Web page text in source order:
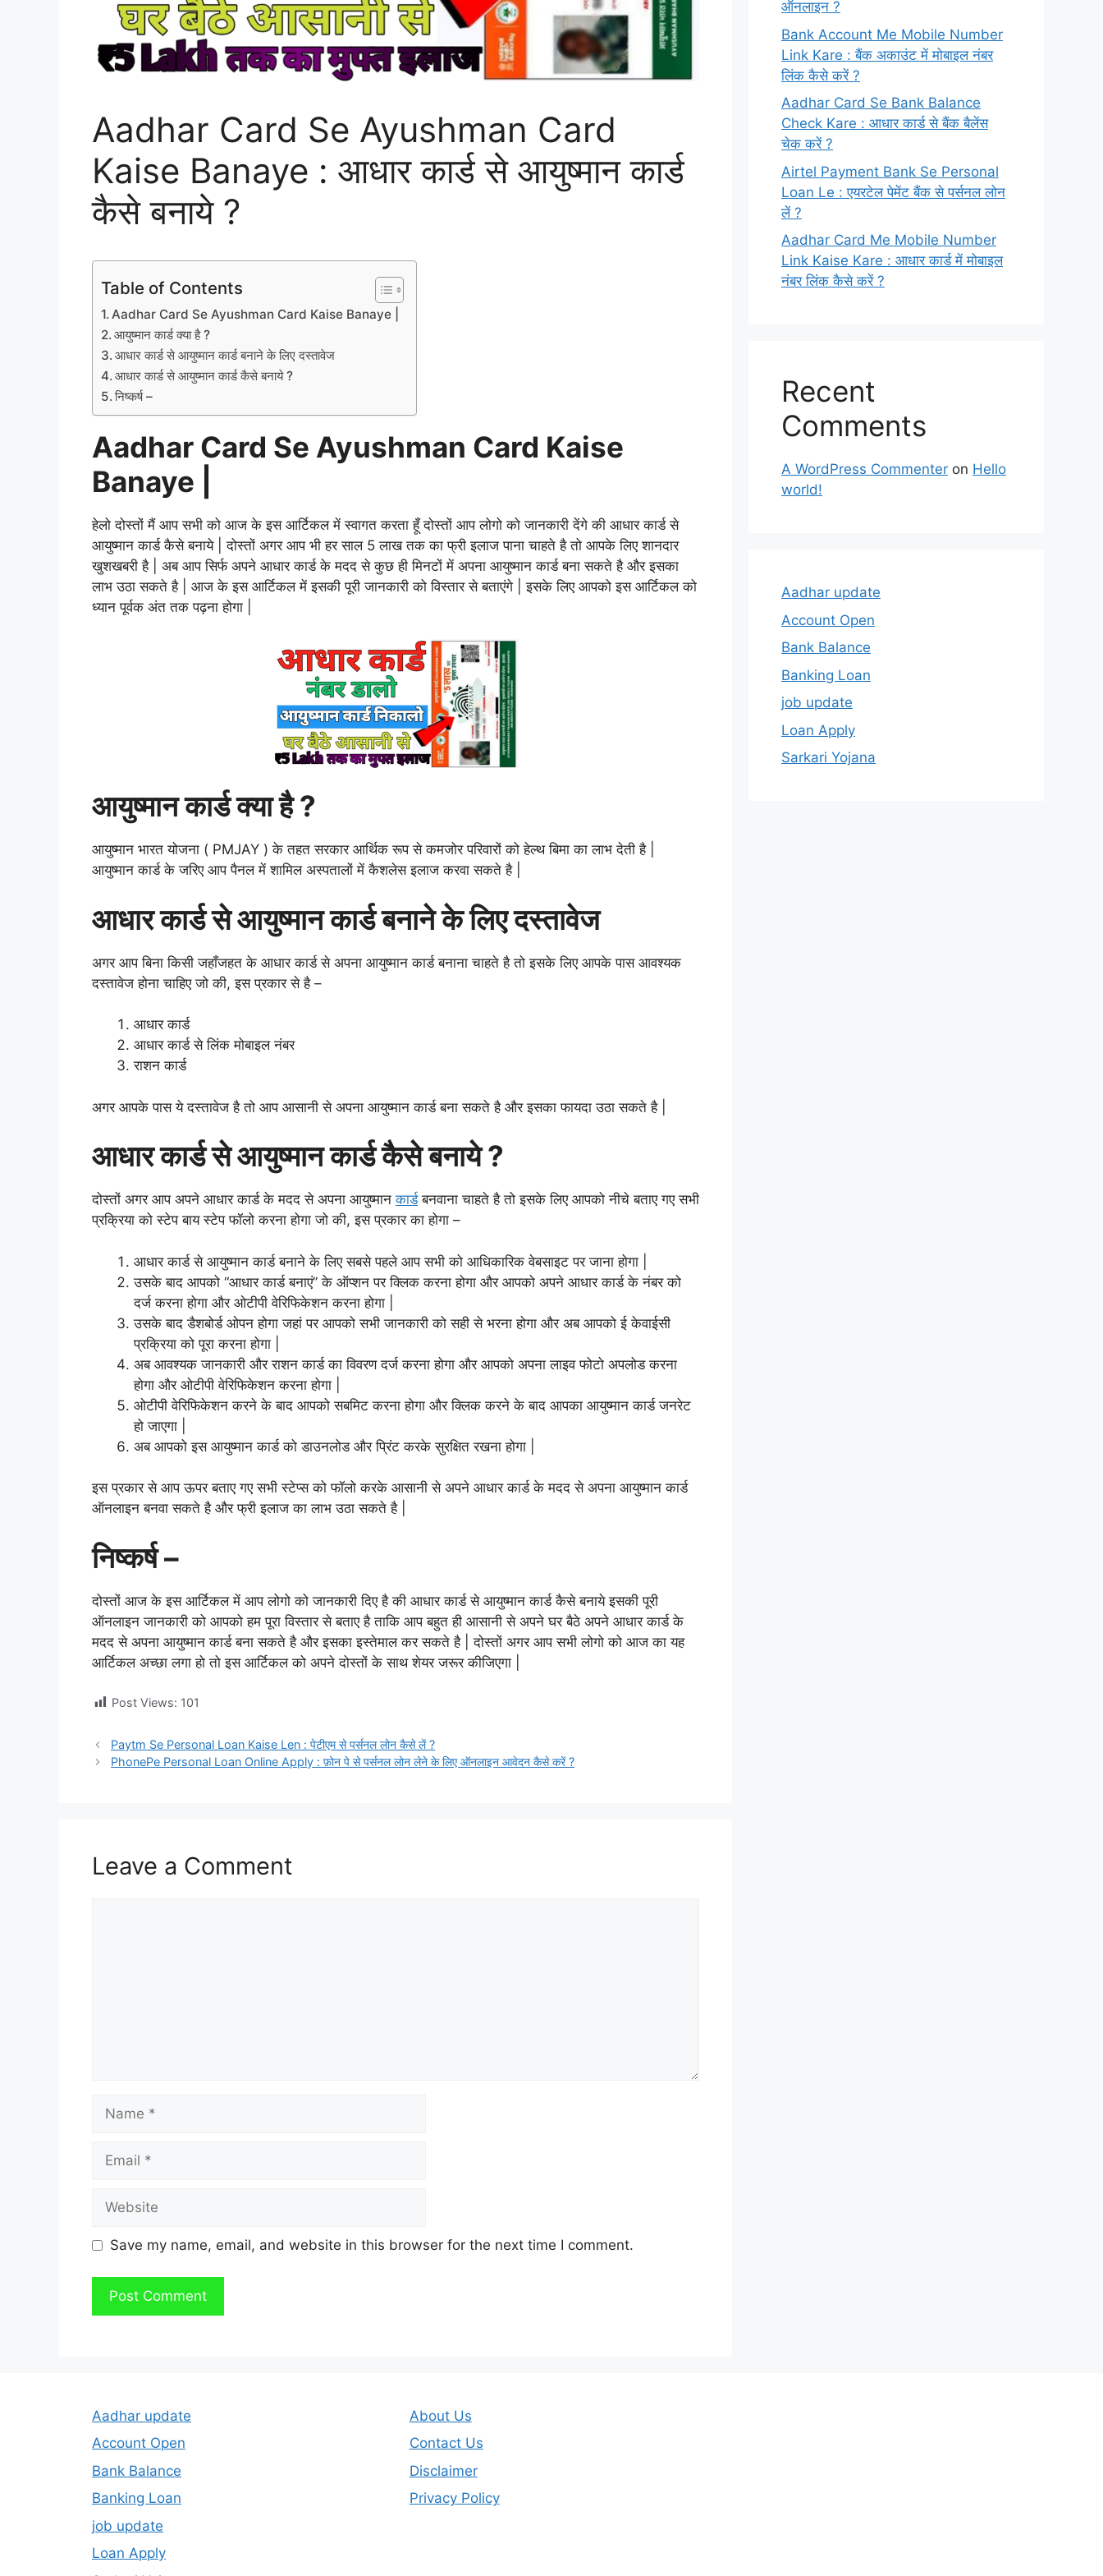
Aadhar Card Se Ayushman Card
Kaise Banaye : आधार कार्ड से आयुष्मान कार्ड
कैसे बनाये ?
Table of Contents
Aadhar Card Se Ayushman Card Kaise Banaye |
आयुष्मान कार्ड क्या है ?
आधार कार्ड से आयुष्मान कार्ड बनाने के लिए दस्तावेज
आधार कार्ड से आयुष्मान कार्ड कैसे बनाये ?
निष्कर्ष –
Aadhar Card Se Ayushman Card Kaise
Banaye |
हेलो दोस्तों मैं आप सभी को आज के इस आर्टिकल में स्वागत करता हूँ दोस्तों आप लोगो को जानकारी देंगे की आधार कार्ड से
आयुष्मान कार्ड कैसे बनाये | दोस्तों अगर आप भी हर साल 5 लाख तक का फ्री इलाज पाना चाहते है तो आपके लिए शानदार
खुशखबरी है | अब आप सिर्फ अपने आधार कार्ड के मदद से कुछ ही मिनटों में अपना आयुष्मान कार्ड बना सकते है और इसका
लाभ उठा सकते है | आज के इस आर्टिकल में इसकी पूरी जानकारी को विस्तार से बताएंगे | इसके लिए आपको इस आर्टिकल को
ध्यान पूर्वक अंत तक पढ़ना होगा |
आयुष्मान कार्ड क्या है ?
आयुष्मान भारत योजना ( PMJAY ) के तहत सरकार आर्थिक रूप से कमजोर परिवारों को हेल्थ बिमा का लाभ देती है |
आयुष्मान कार्ड के जरिए आप पैनल में शामिल अस्पतालों में कैशलेस इलाज करवा सकते है |
आधार कार्ड से आयुष्मान कार्ड बनाने के लिए दस्तावेज
अगर आप बिना किसी जहाँजहत के आधार कार्ड से अपना आयुष्मान कार्ड बनाना चाहते है तो इसके लिए आपके पास आवश्यक
दस्तावेज होना चाहिए जो की, इस प्रकार से है –
आधार कार्ड
आधार कार्ड से लिंक मोबाइल नंबर
राशन कार्ड
अगर आपके पास ये दस्तावेज है तो आप आसानी से अपना आयुष्मान कार्ड बना सकते है और इसका फायदा उठा सकते है |
आधार कार्ड से आयुष्मान कार्ड कैसे बनाये ?
दोस्तों अगर आप अपने आधार कार्ड के मदद से अपना आयुष्मानकार्डबनवाना चाहते है तो इसके लिए आपको नीचे बताए गए सभी
प्रक्रिया को स्टेप बाय स्टेप फॉलो करना होगा जो की, इस प्रकार का होगा –
आधार कार्ड से आयुष्मान कार्ड बनाने के लिए सबसे पहले आप सभी को आधिकारिक वेबसाइट पर जाना होगा |
उसके बाद आपको “आधार कार्ड बनाएं” के ऑप्शन पर क्लिक करना होगा और आपको अपने आधार कार्ड के नंबर को
दर्ज करना होगा और ओटीपी वेरिफिकेशन करना होगा |
उसके बाद डैशबोर्ड ओपन होगा जहां पर आपको सभी जानकारी को सही से भरना होगा और अब आपको ई केवाईसी
प्रक्रिया को पूरा करना होगा |
अब आवश्यक जानकारी और राशन कार्ड का विवरण दर्ज करना होगा और आपको अपना लाइव फोटो अपलोड करना
होगा और ओटीपी वेरिफिकेशन करना होगा |
ओटीपी वेरिफिकेशन करने के बाद आपको सबमिट करना होगा और क्लिक करने के बाद आपका आयुष्मान कार्ड जनरेट
हो जाएगा |
अब आपको इस आयुष्मान कार्ड को डाउनलोड और प्रिंट करके सुरक्षित रखना होगा |
इस प्रकार से आप ऊपर बताए गए सभी स्टेप्स को फॉलो करके आसानी से अपने आधार कार्ड के मदद से अपना आयुष्मान कार्ड
ऑनलाइन बनवा सकते है और फ्री इलाज का लाभ उठा सकते है |
निष्कर्ष –
दोस्तों आज के इस आर्टिकल में आप लोगो को जानकारी दिए है की आधार कार्ड से आयुष्मान कार्ड कैसे बनाये इसकी पूरी
ऑनलाइन जानकारी को आपको हम पूरा विस्तार से बताए है ताकि आप बहुत ही आसानी से अपने घर बैठे अपने आधार कार्ड के
मदद से अपना आयुष्मान कार्ड बना सकते है और इसका इस्तेमाल कर सकते है | दोस्तों अगर आप सभी लोगो को आज का यह
आर्टिकल अच्छा लगा हो तो इस आर्टिकल को अपने दोस्तों के साथ शेयर जरूर कीजिएगा |
Post Views: 101
Paytm Se Personal Loan Kaise Len : पेटीएम से पर्सनल लोन कैसे लें ?
PhonePe Personal Loan Online Apply : फ़ोन पे से पर्सनल लोन लेने के लिए ऑनलाइन आवेदन कैसे करें ?
Leave a Comment
Name
Email
Website
Save my name, email, and website in this browser for the next time I comment.
ऑनलाइन ?
Bank Account Me Mobile Number
Link Kare : बैंक अकाउंट में मोबाइल नंबर
लिंक कैसे करें ?
Aadhar Card Se Bank Balance
Check Kare : आधार कार्ड से बैंक बैलेंस
चेक करें ?
Airtel Payment Bank Se Personal
Loan Le : एयरटेल पेमेंट बैंक से पर्सनल लोन
लें ?
Aadhar Card Me Mobile Number
Link Kaise Kare : आधार कार्ड में मोबाइल
नंबर लिंक कैसे करें ?
Recent
Comments
A WordPress Commenter on Hello
world!
Aadhar update
Account Open
Bank Balance
Banking Loan
job update
Loan Apply
Sarkari Yojana
Aadhar update
Account Open
Bank Balance
Banking Loan
job update
Loan Apply
About Us
Contact Us
Disclaimer
Privacy Policy